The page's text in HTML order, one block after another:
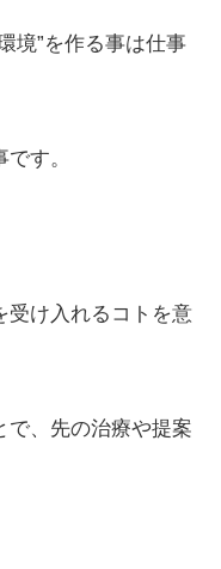
境”を作る事は仕事
す。
受け入れるコトを意
で、先の治療や提案